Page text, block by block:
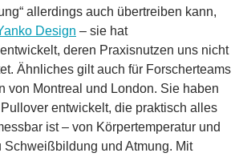
allerdings auch übertreiben kann,
Design – sie hat
entwickelt, deren Praxisnutzen uns nicht
Ähnliches gilt auch für Forscherteams
von Montreal und London. Sie haben
entwickelt, die praktisch alles
ist – von Körpertemperatur und
Schweißbildung und Atmung. Mit